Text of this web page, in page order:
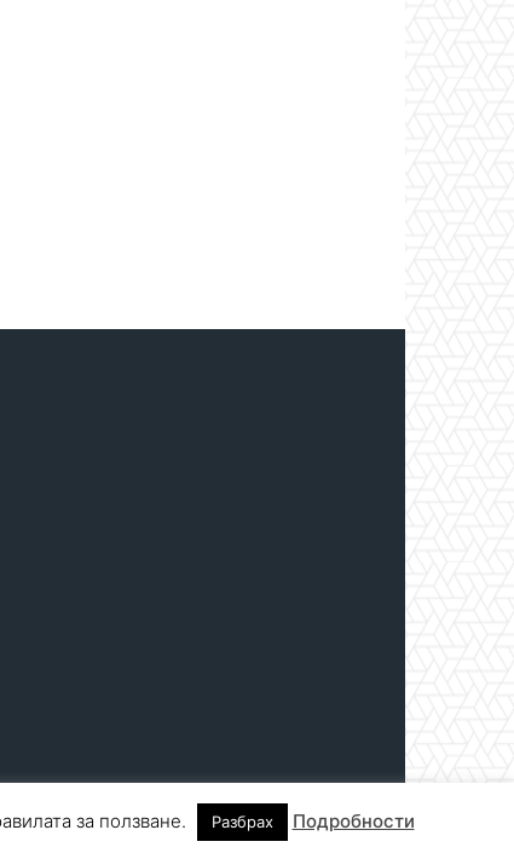
За реклама СПРАВОЧНИК СЪБИТИЯ
за ползване. Разбрах Подробности